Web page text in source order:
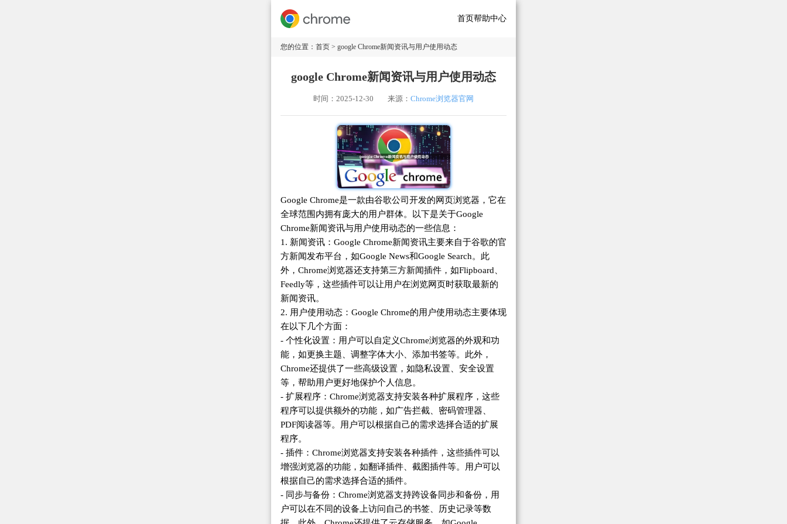
首页帮助中心
您的位置： 首页 > google Chrome新闻资讯与用户使用动态
google Chrome新闻资讯与用户使用动态
时间：2025-12-30 来源： Chrome浏览器官网
Google Chrome是一款由谷歌公司开发的网页浏览器，它在
全球范围内拥有庞大的用户群体。以下是关于Google
Chrome新闻资讯与用户使用动态的一些信息：
1. 新闻资讯：Google Chrome新闻资讯主要来自于谷歌的官
方新闻发布平台，如Google News和Google Search。此
外，Chrome浏览器还支持第三方新闻插件，如Flipboard、
Feedly等，这些插件可以让用户在浏览网页时获取最新的
新闻资讯。
2. 用户使用动态：Google Chrome的用户使用动态主要体现
在以下几个方面：
- 个性化设置：用户可以自定义Chrome浏览器的外观和功
能，如更换主题、调整字体大小、添加书签等。此外，
Chrome还提供了一些高级设置，如隐私设置、安全设置
等，帮助用户更好地保护个人信息。
- 扩展程序：Chrome浏览器支持安装各种扩展程序，这些
程序可以提供额外的功能，如广告拦截、密码管理器、
PDF阅读器等。用户可以根据自己的需求选择合适的扩展
程序。
- 插件：Chrome浏览器支持安装各种插件，这些插件可以
增强浏览器的功能，如翻译插件、截图插件等。用户可以
根据自己的需求选择合适的插件。
- 同步与备份：Chrome浏览器支持跨设备同步和备份，用
户可以在不同的设备上访问自己的书签、历史记录等数